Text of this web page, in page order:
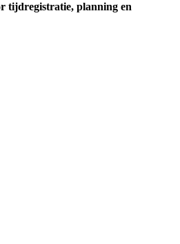
tijdregistratie, planning en